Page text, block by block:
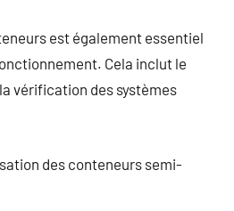
est également essentiel
Cela inclut le
vérification des systèmes
des conteneurs semi-